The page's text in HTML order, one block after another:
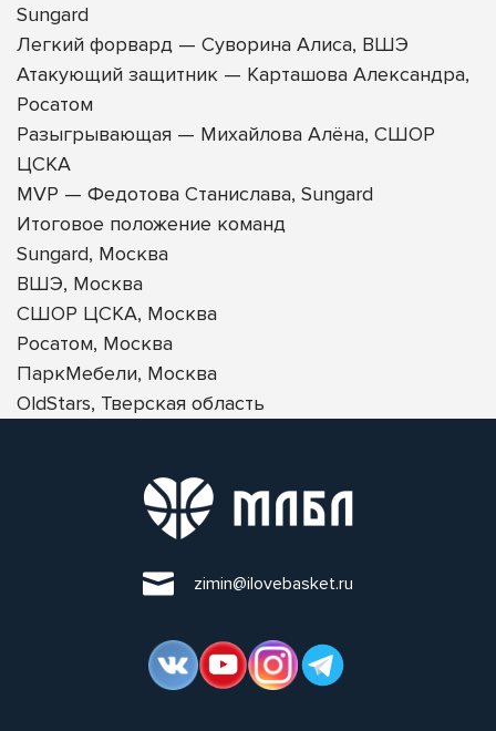
Sungard
Легкий форвард — Суворина Алиса, ВШЭ
Атакующий защитник — Карташова Александра,
Росатом
Разыгрывающая — Михайлова Алёна, СШОР
ЦСКА
MVP — Федотова Станислава, Sungard
Итоговое положение команд
Sungard, Москва
ВШЭ, Москва
СШОР ЦСКА, Москва
Росатом, Москва
ПаркМебели, Москва
OldStars, Тверская область
zimin@ilovebasket.ru